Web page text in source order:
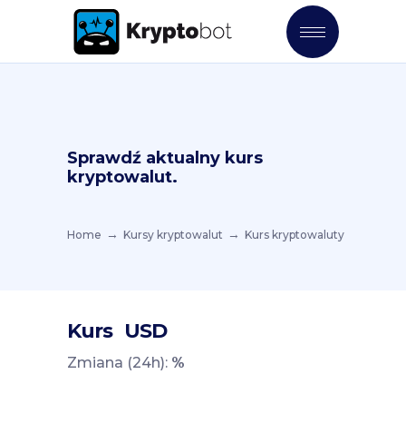
Sprawdź aktualny kurs
kryptowalut.
Home Kursy kryptowalut Kurs kryptowaluty
Kurs USD
Zmiana (24h): %